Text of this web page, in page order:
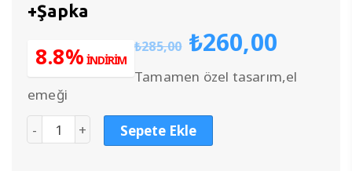
+Şapka
₺285,00 Orijinal
fiyat:
₺285,00.
₺260,00
fiyat:
8.8% İNDİRİM
Tamamen özel tasarım,el
emeği
Sepete Ekle